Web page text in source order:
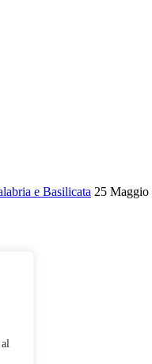
e Basilicata 25 Maggio